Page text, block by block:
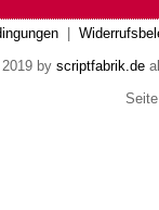
|
by scriptfabrik.de